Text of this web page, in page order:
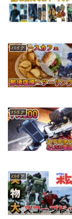
バイク
バイク
バイク